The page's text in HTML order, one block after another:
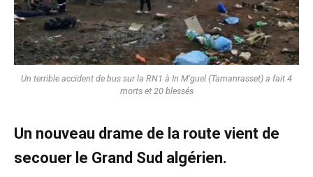
Un terrible accident de bus sur la RN1 à In M'guel (Tamanrasset) a fait 4
morts et 20 blessés
​Un nouveau drame de la route vient de
secouer le Grand Sud algérien.